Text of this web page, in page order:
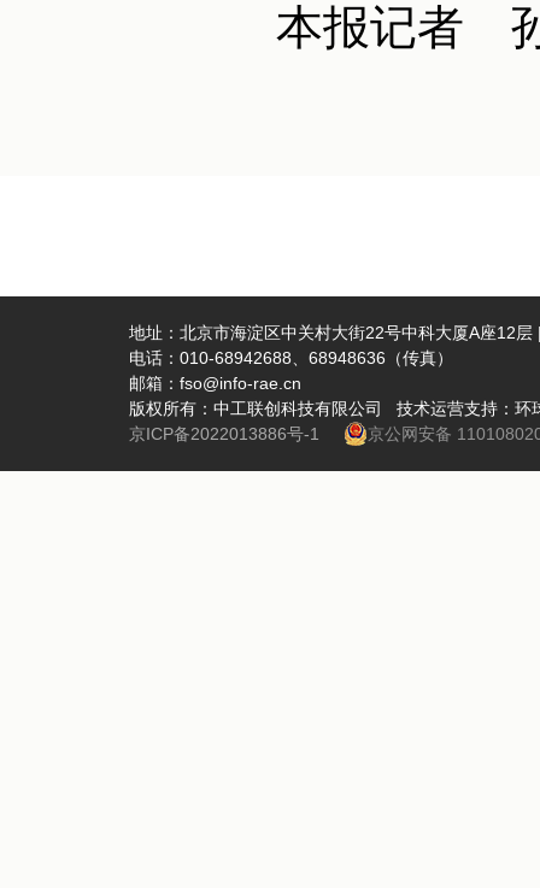
本报记者
地址：北京市海淀区中关村大街22号中科大厦A座12层
电话：010-68942688、68948636（传真）
邮箱：fso@info-rae.cn
版权所有：中工联创科技有限公司 技术运营支持：
京ICP备2022013886号-1
京公网安备